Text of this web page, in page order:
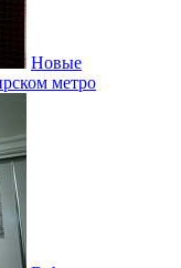
Новые
метро